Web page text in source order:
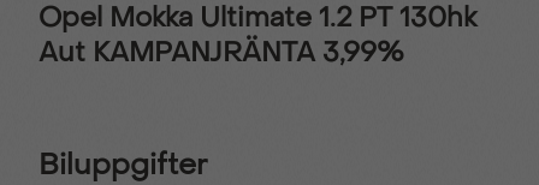
Opel Mokka Ultimate 1.2 PT 130hk
Aut KAMPANJRÄNTA 3,99%
Biluppgifter